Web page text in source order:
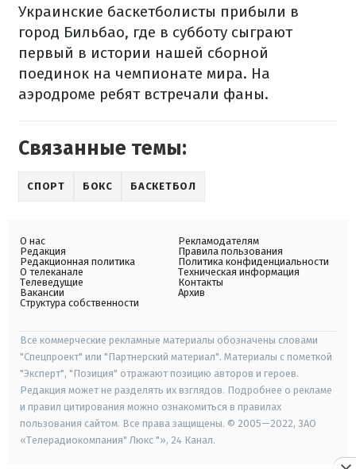
Украинские баскетболисты прибыли в
город Бильбао, где в субботу сыграют
первый в истории нашей сборной
поединок на чемпионате мира. На
аэродроме ребят встречали фаны.
Связанные темы:
СПОРТ БОКС БАСКЕТБОЛ
О нас
Редакция
Редакционная политика
О телеканале
Телеведущие
Вакансии
Структура собственности
Рекламодателям
Правила пользования
Политика конфиденциальности
Техническая информация
Контакты
Архив
Все коммерческие рекламные материалы обозначены словами
"Спецпроект" или "Партнерский материал". Материалы с пометкой
"Эксперт", "Позиция" отражают позицию авторов и героев.
Редакция может не разделять их взглядов. Подробнее о рекламе
и правил цитирования можно ознакомиться в правилах
пользования сайтом. Все права защищены. © 2005—2022, ЗАО
«Телерадиокомпания" Люкс "», 24 Канал.